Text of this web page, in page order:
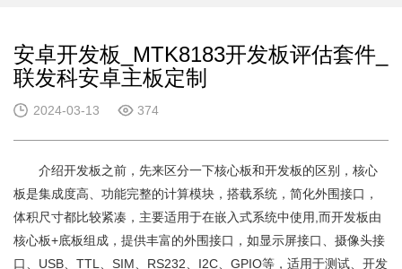
安卓开发板_MTK8183开发板评估套件_
联发科安卓主板定制
2024-03-13 374
介绍开发板之前，先来区分一下核心板和开发板的区别，核心
板是集成度高、功能完整的计算模块，搭载系统，简化外围接口，
体积尺寸都比较紧凑，主要适用于在嵌入式系统中使用,而开发板由
核心板+底板组成，提供丰富的外围接口，如显示屏接口、摄像头接
口、USB、TTL、SIM、RS232、I2C、GPIO等，适用于测试、开发